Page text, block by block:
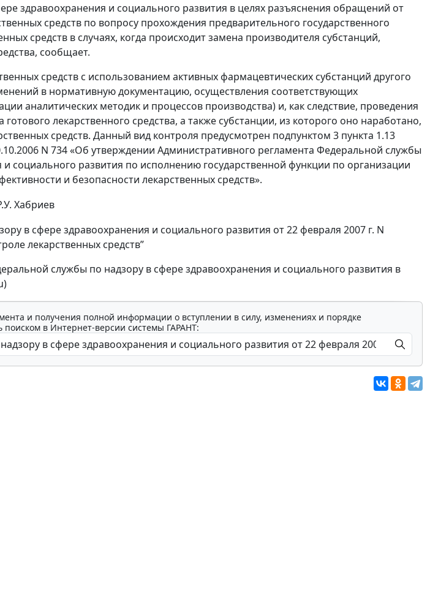
здравоохранения и социального развития в целях разъяснения обращений от
средств по вопросу прохождения предварительного государственного
средств в случаях, когда происходит замена производителя субстанций,
сообщает.
средств с использованием активных фармацевтических субстанций другого
в нормативную документацию, осуществления соответствующих
аналитических методик и процессов производства) и, как следствие, проведения
лекарственного средства, а также субстанции, из которого оно наработано,
средств. Данный вид контроля предусмотрен подпунктом 3 пункта 1.13
N 734 «Об утверждении Административного регламента Федеральной службы
социального развития по исполнению государственной функции по организации
и безопасности лекарственных средств».
Хабриев
в сфере здравоохранения и социального развития от 22 февраля 2007 г. N
лекарственных средств”
службы по надзору в сфере здравоохранения и социального развития в
и получения полной информации о вступлении в силу, изменениях и порядке
поиском в Интернет-версии системы ГАРАНТ: